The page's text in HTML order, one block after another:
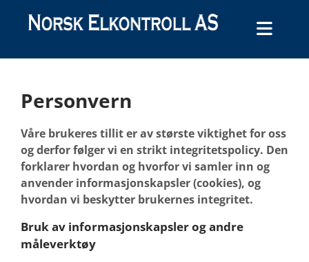
Personvern
Våre brukeres tillit er av største viktighet for oss
og derfor følger vi en strikt integritetspolicy. Den
forklarer hvordan og hvorfor vi samler inn og
anvender informasjonskapsler (cookies), og
hvordan vi beskytter brukernes integritet.
Bruk av informasjonskapsler og andre
måleverktøy